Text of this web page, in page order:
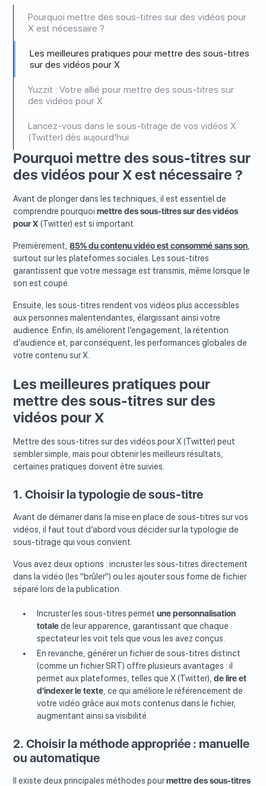
Pourquoi mettre des sous-titres sur des vidéos pour
X est nécessaire ?
Les meilleures pratiques pour mettre des sous-titres
sur des vidéos pour X
Yuzzit : Votre allié pour mettre des sous-titres sur
des vidéos pour X
Lancez-vous dans le sous-titrage de vos vidéos X
(Twitter) dès aujourd’hui
Pourquoi mettre des sous-titres sur
des vidéos pour X est nécessaire ?
Avant de plonger dans les techniques, il est essentiel de
comprendre pourquoimettre des sous-titres sur des vidéos
pour X (Twitter) est si important.
Premièrement,85% du contenu vidéo est consommé sans son
surtout sur les plateformes sociales. Les sous-titres
garantissent que votre message est transmis, même lorsque le
son est coupé.
Ensuite, les sous-titres rendent vos vidéos plus accessibles
aux personnes malentendantes, élargissant ainsi votre
audience. Enfin, ils améliorent l’engagement, la rétention
d’audience et, par conséquent, les performances globales de
votre contenu sur X.
Les meilleures pratiques pour
mettre des sous-titres sur des
vidéos pour X
Mettre des sous-titres sur des vidéos pour X (Twitter) peut
sembler simple, mais pour obtenir les meilleurs résultats,
certaines pratiques doivent être suivies.
1. Choisir la typologie de sous-titre
Avant de démarrer dans la mise en place de sous-titres sur vos
vidéos, il faut tout d’abord vous décider sur la typologie de
sous-titrage qui vous convient.
Vous avez deux options : incruster les sous-titres directement
dans la vidéo (les "brûler") ou les ajouter sous forme de fichier
séparé lors de la publication.
Incruster les sous-titres permetune personnalisation
totale de leur apparence, garantissant que chaque
spectateur les voit tels que vous les avez conçus.
En revanche, générer un fichier de sous-titres distinct
(comme un fichier SRT) offre plusieurs avantages : il
permet aux plateformes, telles que X (Twitter),de lire et
d'indexer le texte , ce qui améliore le référencement de
votre vidéo grâce aux mots contenus dans le fichier,
augmentant ainsi sa visibilité.
2. Choisir la méthode appropriée : manuelle
ou automatique
Il existe deux principales méthodes pourmettre des sous-titres